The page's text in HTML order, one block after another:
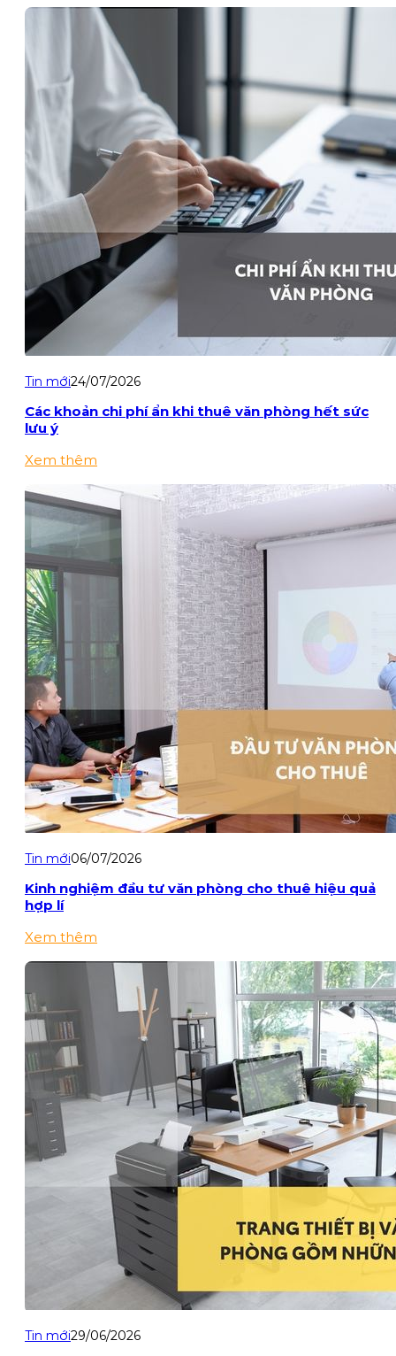
Tin mới24/07/2026
Các khoản chi phí ẩn khi thuê văn phòng hết sức
lưu ý
Xem thêm
Tin mới06/07/2026
Kinh nghiệm đầu tư văn phòng cho thuê hiệu quả
hợp lí
Xem thêm
Tin mới29/06/2026